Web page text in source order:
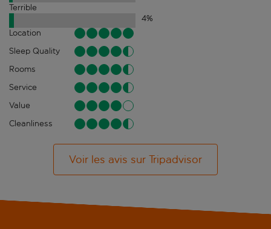
Terrible
4%
Location
Sleep Quality
Rooms
Service
Value
Cleanliness
Voir les avis sur Tripadvisor